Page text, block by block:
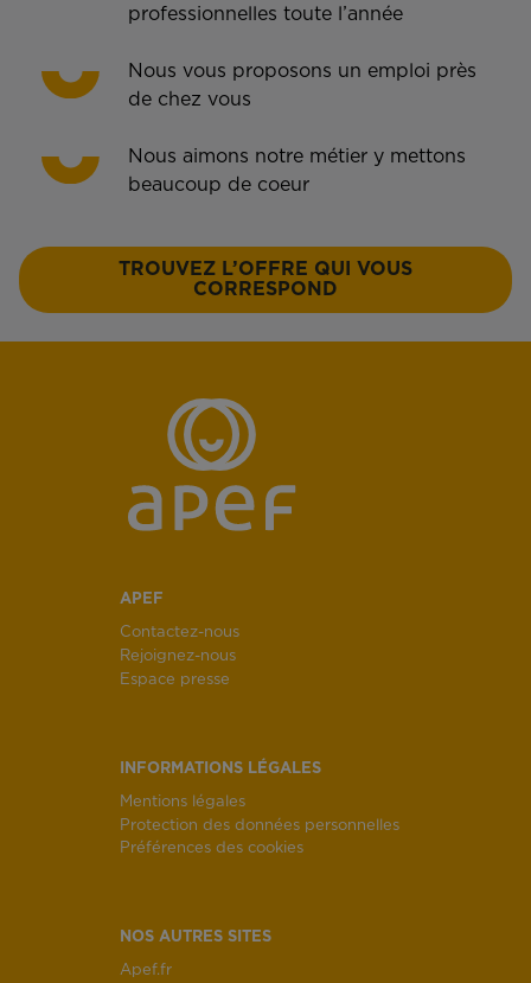
professionnelles toute l’année
Nous vous proposons un emploi près
de chez vous
Nous aimons notre métier y mettons
beaucoup de coeur
TROUVEZ L’OFFRE QUI VOUS
CORRESPOND
APEF
Contactez-nous
Rejoignez-nous
Espace presse
INFORMATIONS LÉGALES
Mentions légales
Protection des données personnelles
Préférences des cookies
NOS AUTRES SITES
Apef.fr